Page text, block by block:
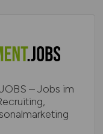
– Jobs im